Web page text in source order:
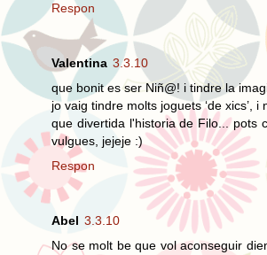
Respon
Valentina 3.3.10
que bonit es ser Niñ@! i tindre la
jo vaig tindre molts joguets ‘de xics’, i
que divertida l'historia de Filo... pots
vulgues, jejeje :)
Respon
Abel 3.3.10
No se molt be que vol aconseguir